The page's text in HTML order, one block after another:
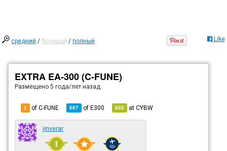
средний / большой /полный Like
EXTRA EA-300 (C-FUNE)
Размещено5 года/лет назад
1 of C-FUNE 687 ofE300 602 atCYBW
jinverar